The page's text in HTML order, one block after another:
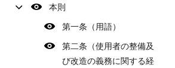
本則
第一条（用語）
第二条（使用者の整備及
び改造の義務に関する経